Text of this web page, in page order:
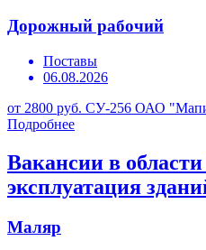
Дорожный рабочий
Поставы
06.08.2026
от 2800 руб. СУ-256 ОАО
Подробнее
Вакансии в
эксплуатация
Маляр